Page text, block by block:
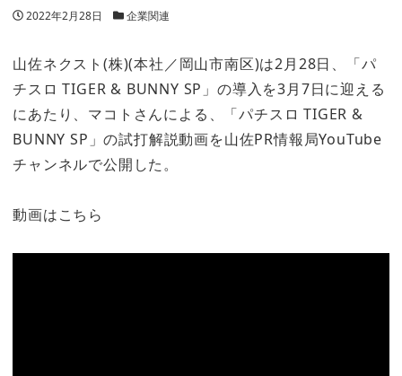
投稿日
2022年2月28日 カテゴリー
企業関連
山佐ネクスト(株)(本社／岡山市南区)は2月28日、「パ
チスロ TIGER & BUNNY SP」の導入を3月7日に迎える
にあたり、マコトさんによる、「パチスロ TIGER &
BUNNY SP」の試打解説動画を山佐PR情報局YouTube
チャンネルで公開した。
動画はこちら